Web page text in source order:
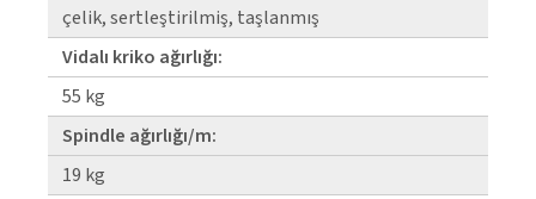
çelik, sertleştirilmiş, taşlanmış
Vidalı kriko ağırlığı:
55 kg
Spindle ağırlığı/m:
19 kg